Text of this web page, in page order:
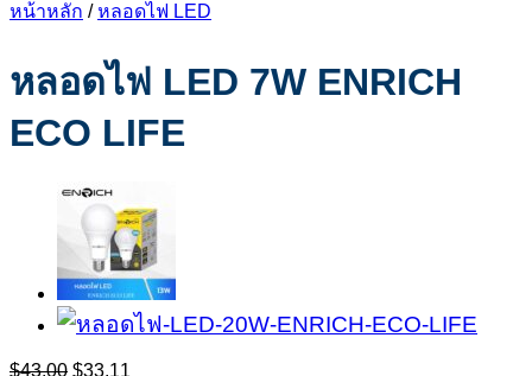
หน้าหลัก / หลอดไฟ LED
หลอดไฟ LED 7W ENRICH
ECO LIFE
$43.00 Original
$33.11